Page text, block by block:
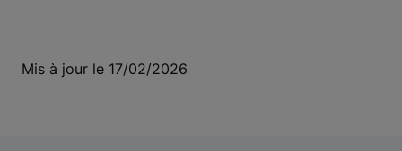
Mis à jour le 17/02/2026